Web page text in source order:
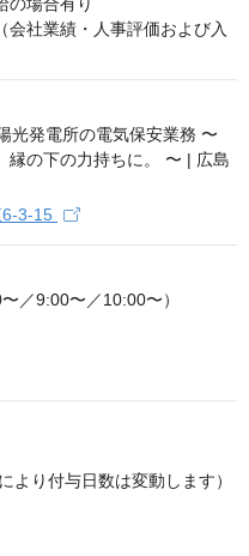
の場合有り
社業績・人事評価および入
3-15
／9:00〜／10:00〜）
より付与日数は変動します）